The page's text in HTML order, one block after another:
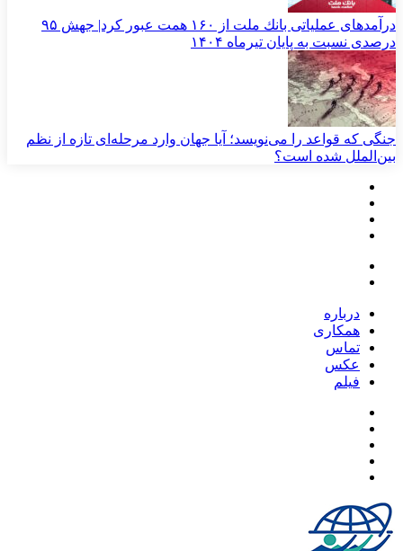
درآمدهای عملیاتی بانك ملت از ۱۶۰ همت عبور كرد| جهش ۹۵
درصدی نسبت به پایان تیرماه ۱۴۰۴
جنگی که قواعد را می‌نویسد؛ آیا جهان وارد مرحله‌ای تازه از نظم
بین‌الملل شده است؟
درباره
همکاری
تماس
عکس
فیلم